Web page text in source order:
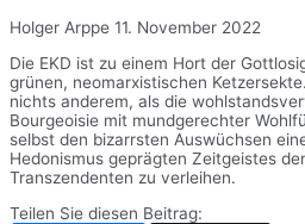
Holger Arppe 11. November 2022
Die EKD ist zu einem Hort der
grünen, neomarxistischen
nichts anderem, als die
Bourgeoisie mit mundgerechter
selbst den bizarrsten Auswüchsen
Hedonismus geprägten Zeitgeistes
Transzendenten zu verleihen.
Teilen Sie diesen Beitrag: